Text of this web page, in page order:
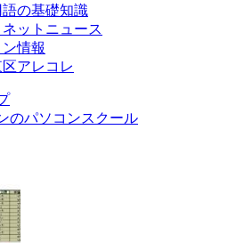
の基礎知識
ットニュース
情報
アレコレ
のパソコンスクール